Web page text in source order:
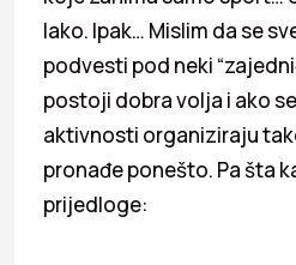
lako. Ipak… Mislim da se
podvesti pod neki
postoji dobra volja i ako
aktivnosti organiziraju
pronađe ponešto. Pa šta
prijedloge: